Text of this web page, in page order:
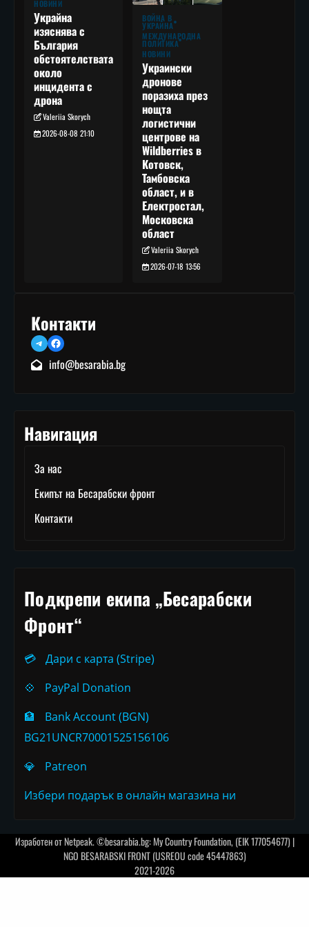
НОВИНИ
Украйна
изяснява с
България
обстоятелствата
около
инцидента с
дрона
Valeriia Skorych
2026-08-08 21:10
ВОЙНА В
УКРАЙНА
МЕЖДУНАРОДНА
ПОЛИТИКА
НОВИНИ
Украински
дронове
поразиха през
нощта
логистични
центрове на
Wildberries в
Котовск,
Тамбовска
област, и в
Електростал,
Московска
област
Valeriia Skorych
2026-07-18 13:56
Контакти
TelegramFacebook
info@besarabia.bg
Навигация
За нас
Екипът на Бесарабски фронт
Контакти
Подкрепи екипа „Бесарабски
Фронт“
💳
Дари с карта (Stripe)
💠
PayPal Donation
🏦
Bank Account (BGN)
BG21UNCR70001525156106
💎
Patreon
Избери подарък в онлайн магазина ни
Изработен отNetpeak. ©besarabia.bg: My Country Foundation, (EIK 177054677) |
NGO BESARABSKI FRONT (USREOU code 45447863)
2021-2026